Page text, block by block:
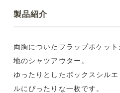
製品紹介
両胸についたフラップポケッ
地のシャツアウター。
ゆったりとしたボックスシル
ルにぴったりな一枚です。